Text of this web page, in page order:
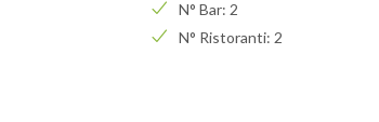
N° Bar: 2
N° Ristoranti: 2